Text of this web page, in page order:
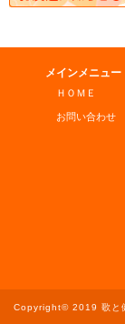
メインメニュー
ＨＯＭＥ
お問い合わせ
Copyright© 2019 歌と